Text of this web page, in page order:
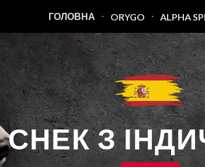
Skip to main content
ГОЛОВНА ORYGO ALPHA
СНЕК З